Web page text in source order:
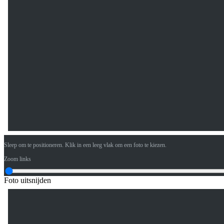
Sleep om te positioneren. Klik in een leeg vlak om een foto te kiezen.
Zoom links
Foto uitsnijden